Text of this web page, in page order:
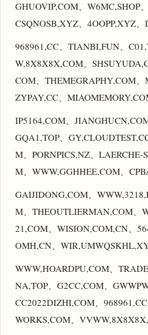
GHUOVIP,COM、W6MC,SHOP
CSQNOSB,XYZ、4OOPP,XYZ
968961,CC、TIANBI,FUN、
W,8X8X8X,COM、
COM、THEMEGRAPHY,COM
ZYPAY,CC、
IP5164,COM、
GQA1,TOP、
M、PORNPICS,NZ、
M、WWW,GGHHEE,COM、
GAIJIDONG,COM、
M、THEOUTLIERMAN,COM、
21,COM、WISION,COM,CN、
OMH,CN、
WWW,HOARDPU,COM、
NA,TOP、G2CC,COM、
CC2022DIZHI,COM、
WORKS,COM、